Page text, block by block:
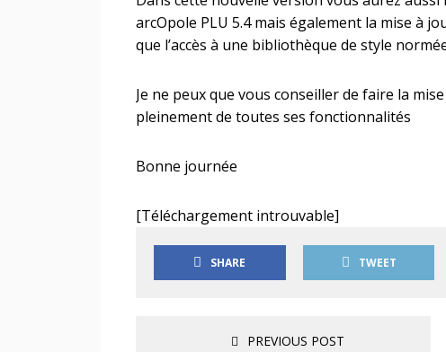
arcOpole PLU 5.4 mais également la mise à
que l’accès à une bibliothèque de style
Je ne peux que vous conseiller de faire la
pleinement de toutes ses fonctionnalités
Bonne journée
[Téléchargement introuvable]
SHARE TWEET
PREVIOUS POST